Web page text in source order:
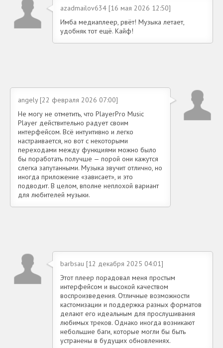
azadmailov634 [16 мая 2026 12:50]
Имба медиаплеер, рвёт! Музыка летает,
удобняк тот ещё. Кайф!
angely [22 февраля 2026 07:00]
Не могу не отметить, что PlayerPro Music
Player действительно радует своим
интерфейсом. Всё интуитивно и легко
настраивается, но вот с некоторыми
переходами между функциями можно было
бы поработать получше — порой они кажутся
слегка запутанными. Музыка звучит отлично, но
иногда приложение «зависает», и это
подводит. В целом, вполне неплохой вариант
для любителей музыки.
barbsau [12 декабря 2025 04:01]
Этот плеер порадовал меня простым
интерфейсом и высокой качеством
воспроизведения. Отличные возможности
кастомизации и поддержка разных форматов
делают его идеальным для прослушивания
любимых треков. Однако иногда возникают
небольшие баги, которые могли бы быть
устранены в будущих обновлениях.